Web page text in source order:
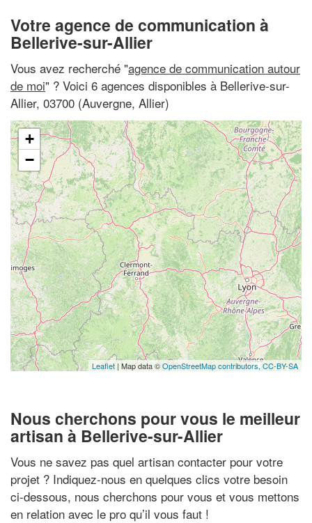
Votre agence de communication à
Bellerive-sur-Allier
Vous avez recherché "agence de communication autour
de moi" ? Voici 6 agences disponibles à Bellerive-sur-
Allier, 03700 (Auvergne, Allier)
+
−
Leaflet| Map data ©OpenStreetMap contributors,CC-BY-SA
Nous cherchons pour vous le meilleur
artisan à Bellerive-sur-Allier
Vous ne savez pas quel artisan contacter pour votre
projet ? Indiquez-nous en quelques clics votre besoin
ci-dessous, nous cherchons pour vous et vous mettons
en relation avec le pro qu’il vous faut !